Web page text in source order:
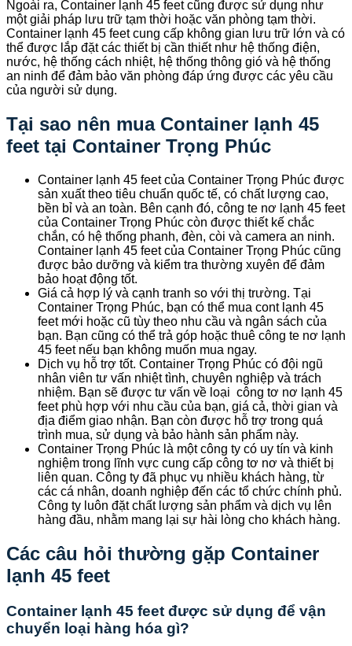
Ngoài ra, Container lạnh 45 feet cũng được sử dụng như
một giải pháp lưu trữ tạm thời hoặc văn phòng tạm thời.
Container lạnh 45 feet cung cấp không gian lưu trữ lớn và có
thể được lắp đặt các thiết bị cần thiết như hệ thống điện,
nước, hệ thống cách nhiệt, hệ thống thông gió và hệ thống
an ninh để đảm bảo văn phòng đáp ứng được các yêu cầu
của người sử dụng.
Tại sao nên mua Container lạnh 45
feet tại Container Trọng Phúc
Container lạnh 45 feet của Container Trọng Phúc được
sản xuất theo tiêu chuẩn quốc tế, có chất lượng cao,
bền bỉ và an toàn. Bên cạnh đó, công te nơ lạnh 45 feet
của Container Trọng Phúc còn được thiết kế chắc
chắn, có hệ thống phanh, đèn, còi và camera an ninh.
Container lạnh 45 feet của Container Trọng Phúc cũng
được bảo dưỡng và kiểm tra thường xuyên để đảm
bảo hoạt động tốt.
Giá cả hợp lý và cạnh tranh so với thị trường. Tại
Container Trọng Phúc, bạn có thể mua cont lạnh 45
feet mới hoặc cũ tùy theo nhu cầu và ngân sách của
bạn. Bạn cũng có thể trả góp hoặc thuê công te nơ lạnh
45 feet nếu bạn không muốn mua ngay.
Dịch vụ hỗ trợ tốt. Container Trọng Phúc có đội ngũ
nhân viên tư vấn nhiệt tình, chuyên nghiệp và trách
nhiệm. Bạn sẽ được tư vấn về loại công tơ nơ lạnh 45
feet phù hợp với nhu cầu của bạn, giá cả, thời gian và
địa điểm giao nhận. Bạn còn được hỗ trợ trong quá
trình mua, sử dụng và bảo hành sản phẩm này.
Container Trọng Phúc là một công ty có uy tín và kinh
nghiệm trong lĩnh vực cung cấp công tơ nơ và thiết bị
liên quan. Công ty đã phục vụ nhiều khách hàng, từ
các cá nhân, doanh nghiệp đến các tổ chức chính phủ.
Công ty luôn đặt chất lượng sản phẩm và dịch vụ lên
hàng đầu, nhằm mang lại sự hài lòng cho khách hàng.
Các câu hỏi thường gặp Container
lạnh 45 feet
Container lạnh 45 feet được sử dụng để vận
chuyển loại hàng hóa gì?